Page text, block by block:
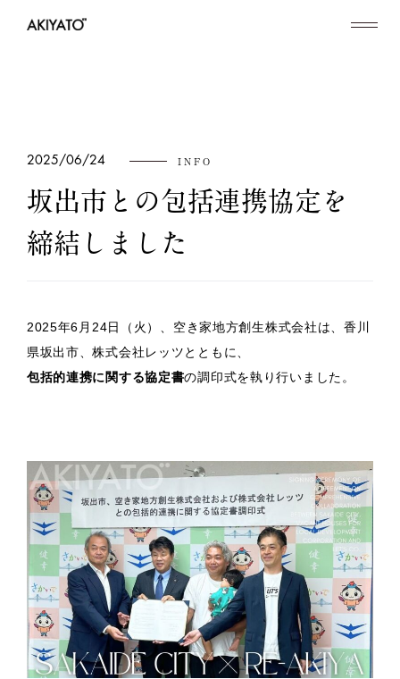
2025/06/24 INFO
坂出市との包括連携協定を
締結しました
2025年6月24日（火）、空き家地方創生株式会社は、香川
県坂出市、株式会社レッツとともに、
包括的連携に関する協定書の調印式を執り行いました。